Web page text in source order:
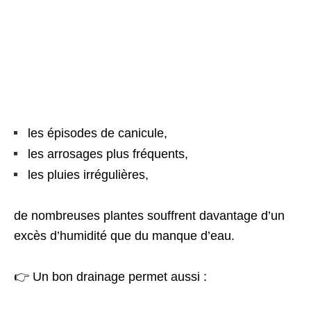
les épisodes de canicule,
les arrosages plus fréquents,
les pluies irrégulières,
de nombreuses plantes souffrent davantage d’un
excès d’humidité que du manque d’eau.
👉 Un bon drainage permet aussi :